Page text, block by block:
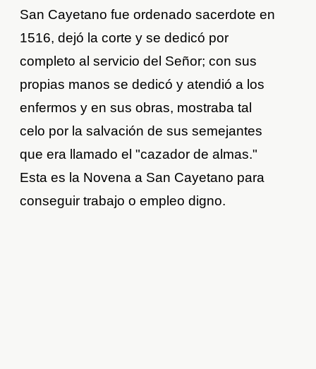
San Cayetano fue ordenado sacerdote en
1516, dejó la corte y se dedicó por
completo al servicio del Señor; con sus
propias manos se dedicó y atendió a los
enfermos y en sus obras, mostraba tal
celo por la salvación de sus semejantes
que era llamado el "cazador de almas."
Esta es la Novena a San Cayetano para
conseguir trabajo o empleo digno.